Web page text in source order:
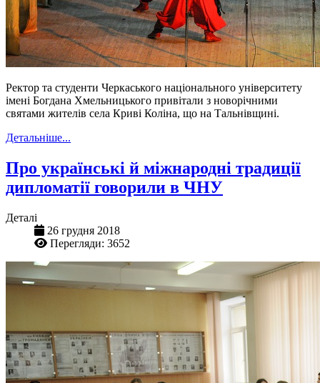
Ректор та студенти Черкаського національного університету
імені Богдана Хмельницького привітали з новорічними
святами жителів села Криві Коліна, що на Тальнівщині.
Детальніше...
Про українські й міжнародні традиції
дипломатії говорили в ЧНУ
Деталі
26 грудня 2018
Перегляди: 3652